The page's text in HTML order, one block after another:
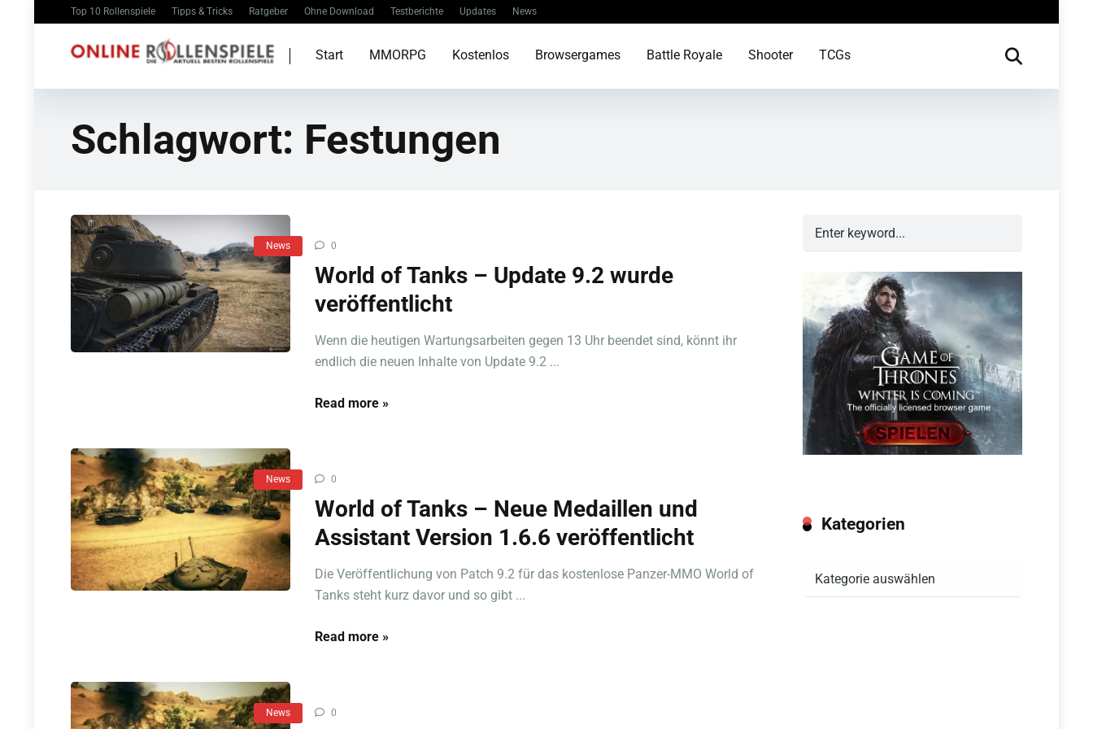
Top 10 Rollenspiele Tipps & Tricks Ratgeber Ohne Download Testberichte Updates News
Start MMORPG Kostenlos Browsergames Battle Royale Shooter TCGs
Schlagwort: Festungen
News 0
World of Tanks – Update 9.2 wurde
veröffentlicht
Wenn die heutigen Wartungsarbeiten gegen 13 Uhr beendet sind, könnt ihr
endlich die neuen Inhalte von Update 9.2 ...
Read more »
News 0
World of Tanks – Neue Medaillen und
Assistant Version 1.6.6 veröffentlicht
Die Veröffentlichung von Patch 9.2 für das kostenlose Panzer-MMO World of
Tanks steht kurz davor und so gibt ...
Read more »
News 0
Kategorien